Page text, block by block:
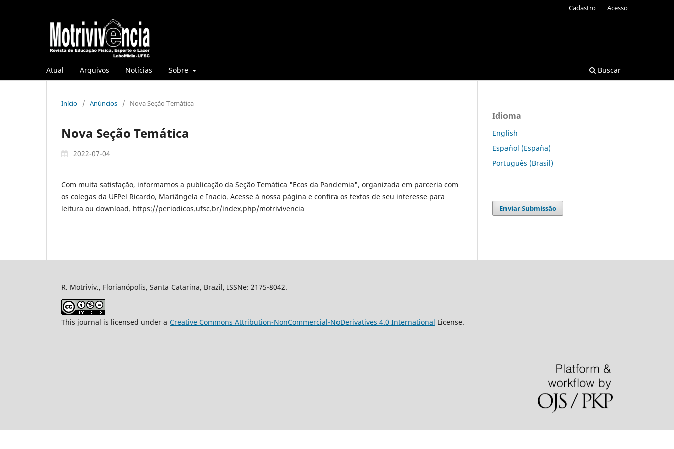
Atual Arquivos Notícias Sobre Buscar
Cadastro Acesso
Início / Anúncios / Nova Seção Temática
Nova Seção Temática
2022-07-04
Com muita satisfação, informamos a publicação da Seção Temática "Ecos da Pandemia", organizada em parceria com
os colegas da UFPel Ricardo, Mariângela e Inacio. Acesse à nossa página e confira os textos de seu interesse para
leitura ou download. https://periodicos.ufsc.br/index.php/motrivivencia
Idioma
English
Español (España)
Português (Brasil)
Enviar Submissão
R. Motriviv., Florianópolis, Santa Catarina, Brazil, ISSNe: 2175-8042.
This journal is licensed under a Creative Commons Attribution-NonCommercial-NoDerivatives 4.0 International License.